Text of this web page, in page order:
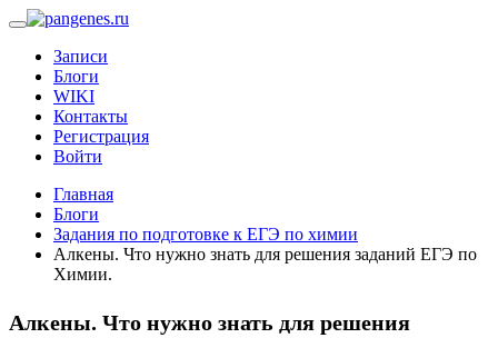
Записи
Блоги
WIKI
Контакты
Регистрация
Войти
Главная
Блоги
Задания по подготовке к ЕГЭ по химии
Алкены. Что нужно знать для решения заданий ЕГЭ по
Химии.
Алкены. Что нужно знать для решения